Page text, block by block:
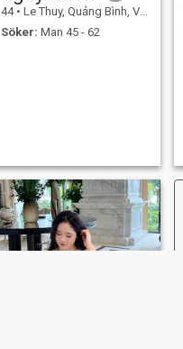
44 • Le Thuy, Quảng Bình, Vietnam
Söker: Man 45 - 62